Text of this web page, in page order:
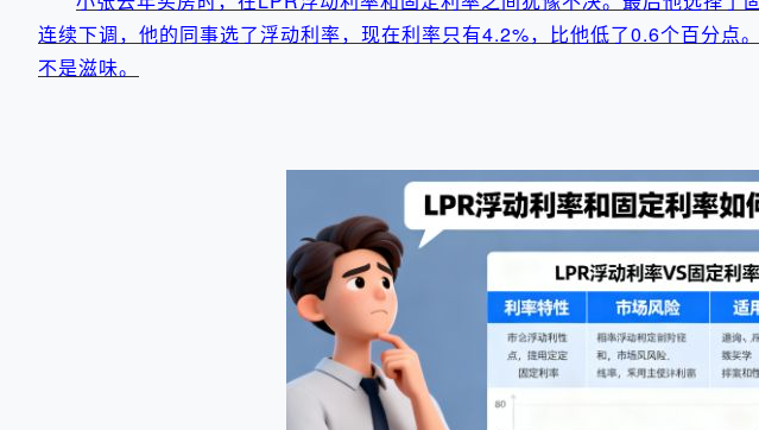
连续下调，他的同事选了浮动利率，现在利率只有4.2%，比他低了0.6个百分点
不是滋味。